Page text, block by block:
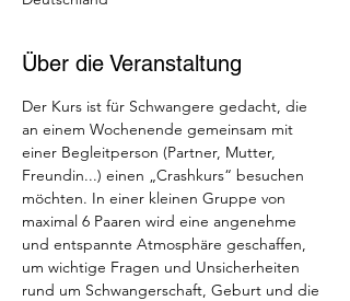
Über die Veranstaltung
Der Kurs ist für Schwangere gedacht, die
an einem Wochenende gemeinsam mit
einer Begleitperson (Partner, Mutter,
Freundin...) einen „Crashkurs“ besuchen
möchten. In einer kleinen Gruppe von
maximal 6 Paaren wird eine angenehme
und entspannte Atmosphäre geschaffen,
um wichtige Fragen und Unsicherheiten
rund um Schwangerschaft, Geburt und die